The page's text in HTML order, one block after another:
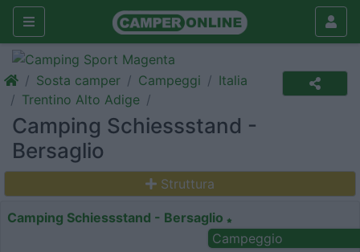
Sosta camper Campeggi
Italia
Trentino Alto Adige
Camping Schiessstand -
Bersaglio
Struttura
Camping Schiessstand - Bersaglio
Campeggio